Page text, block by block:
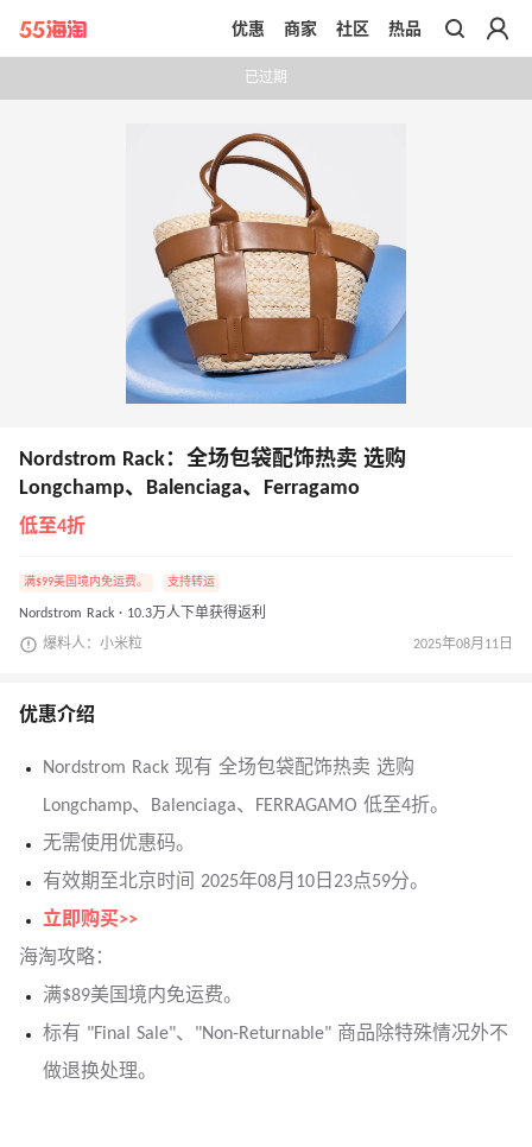
带你去官网买正品
优惠 商家 社区 热品
已过期
Nordstrom Rack：全场包袋配饰热卖 选购
Longchamp、Balenciaga、Ferragamo
低至4折
满$99美国境内免运费。 支持转运
Nordstrom Rack · 10.3万人下单获得返利
爆料人：小米粒 2025年08月11日
优惠介绍
Nordstrom Rack 现有 全场包袋配饰热卖 选购
Longchamp、Balenciaga、FERRAGAMO 低至4折。
无需使用优惠码。
有效期至北京时间 2025年08月10日23点59分。
立即购买>>
海淘攻略：
满$89美国境内免运费。
标有 "Final Sale"、"Non-Returnable" 商品除特殊情况外不
做退换处理。